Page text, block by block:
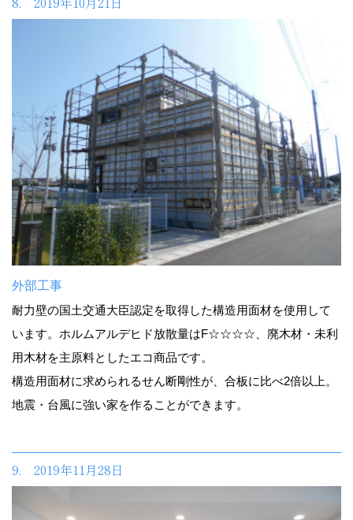
外部工事
耐力壁の国土交通大臣認定を取得した構造用面材を使用して
います。ホルムアルデヒド放散量はF☆☆☆☆、廃木材・未利
用木材を主原料としたエコ商品です。
構造用面材に求められるせん断剛性が、合板に比べ2倍以上。
地震・台風に強い家を作ることができます。
9. 2019年11月28日